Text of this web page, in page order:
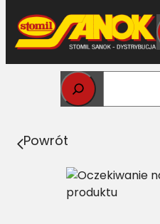
Przejdź
do
treści
Strona główna>
zespolony JD Z54332
Powrót